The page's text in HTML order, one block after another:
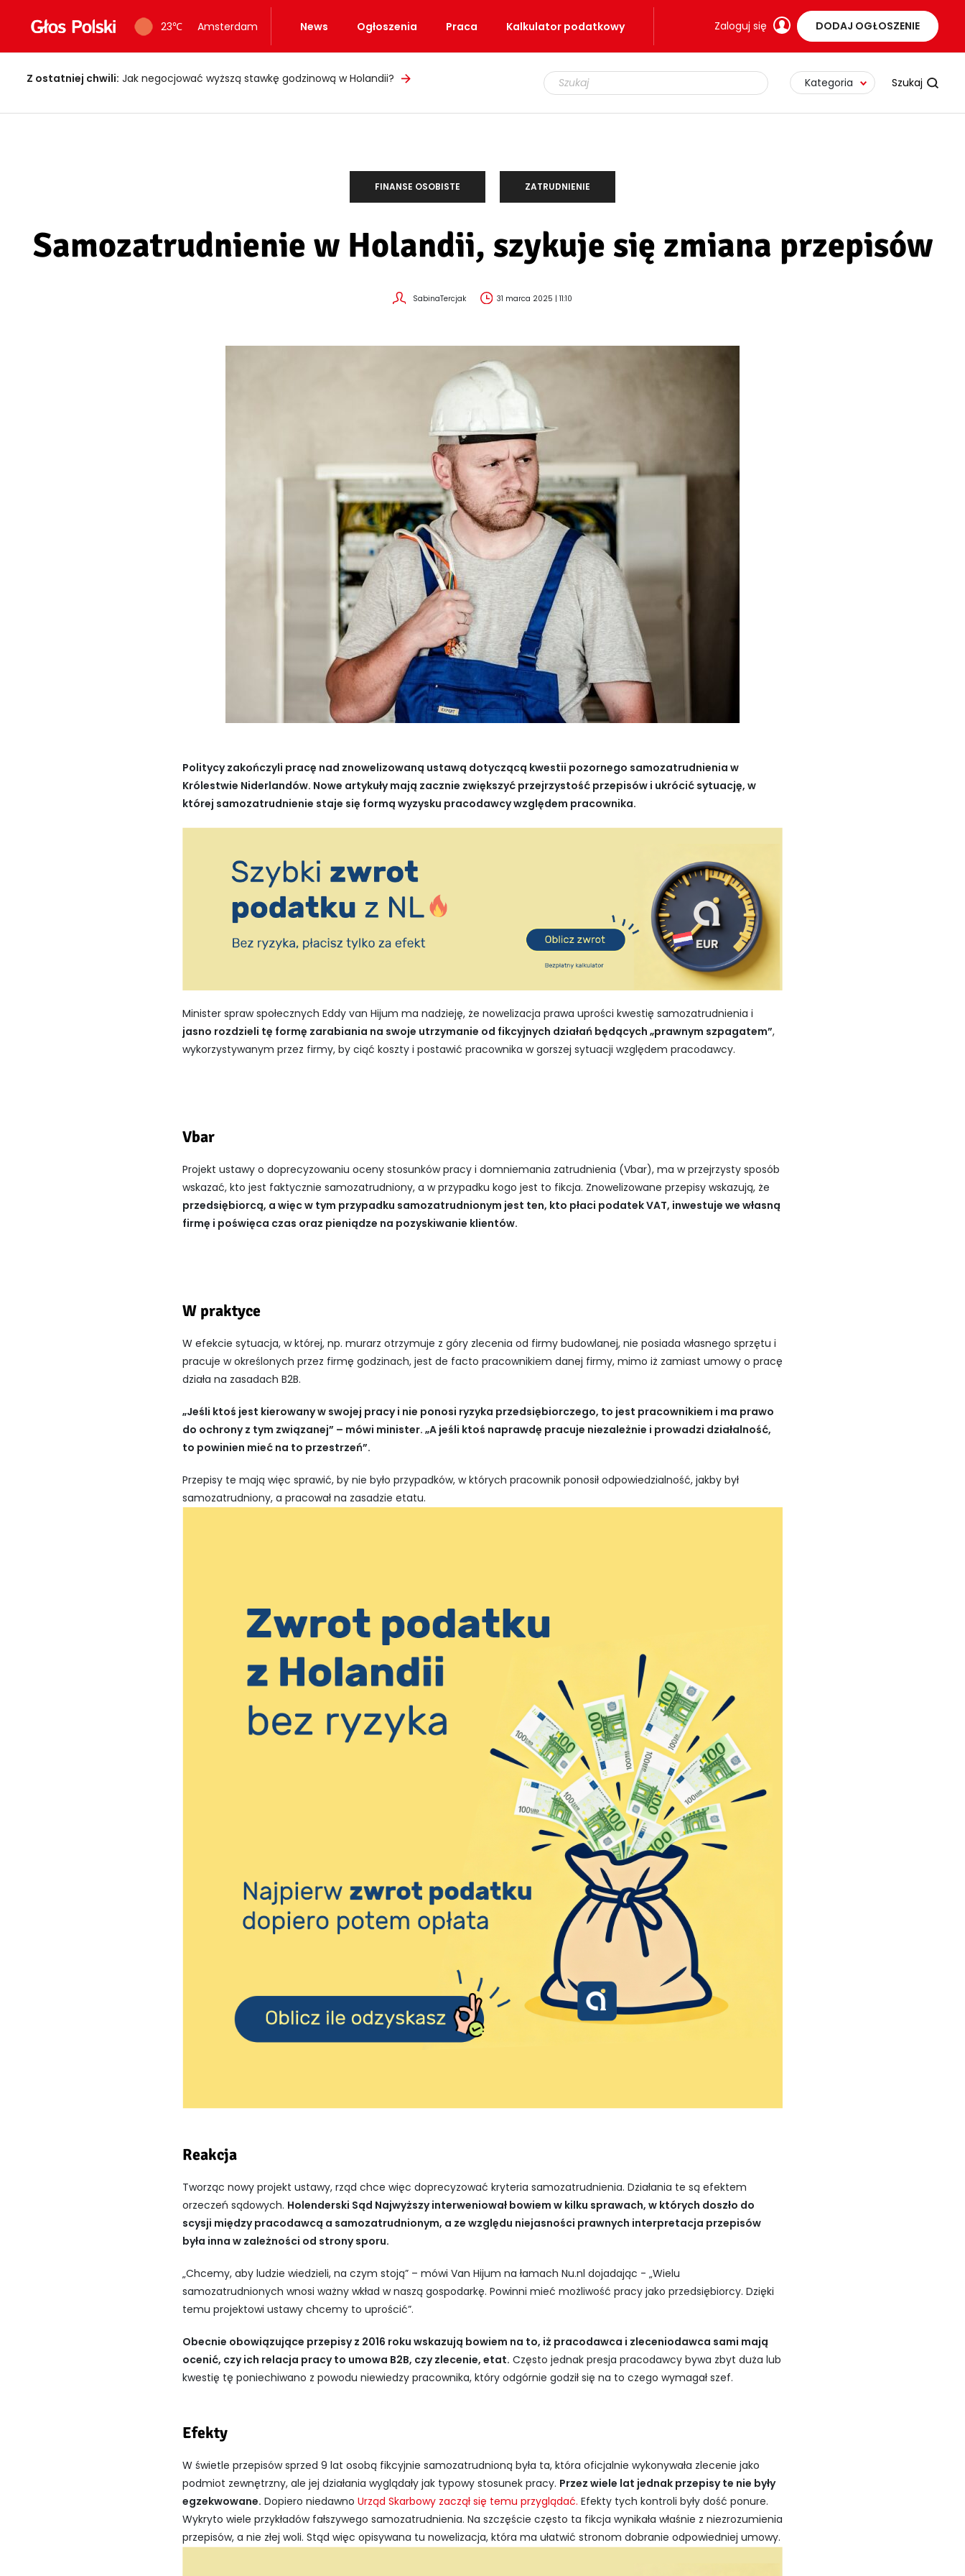
23℃ Amsterdam News Ogłoszenia Praca Kalkulator podatkowy Zaloguj się DODAJ OGŁOSZENIE
Z ostatniej chwili: Ogień znów uderzył w Limburgii! Pociągi ruszyły, ale teren nadal zamknięty Kategoria
FINANSE OSOBISTE ZATRUDNIENIE
Samozatrudnienie w Holandii, szykuje się zmiana przepisów
SabinaTercjak 31 marca 2025 | 11:10
Politycy zakończyli pracę nad znowelizowaną ustawą dotyczącą kwestii pozornego samozatrudnienia w
Królestwie Niderlandów. Nowe artykuły mają zacznie zwiększyć przejrzystość przepisów i ukrócić sytuację, w
której samozatrudnienie staje się formą wyzysku pracodawcy względem pracownika.
Minister spraw społecznych Eddy van Hijum ma nadzieję, że nowelizacja prawa uprości kwestię samozatrudnienia i
jasno rozdzieli tę formę zarabiania na swoje utrzymanie od fikcyjnych działań będących „prawnym szpagatem”,
wykorzystywanym przez firmy, by ciąć koszty i postawić pracownika w gorszej sytuacji względem pracodawcy.
Vbar
Projekt ustawy o doprecyzowaniu oceny stosunków pracy i domniemania zatrudnienia (Vbar), ma w przejrzysty sposób
wskazać, kto jest faktycznie samozatrudniony, a w przypadku kogo jest to fikcja. Znowelizowane przepisy wskazują, że
przedsiębiorcą, a więc w tym przypadku samozatrudnionym jest ten, kto płaci podatek VAT, inwestuje we własną
firmę i poświęca czas oraz pieniądze na pozyskiwanie klientów.
W praktyce
W efekcie sytuacja, w której, np. murarz otrzymuje z góry zlecenia od firmy budowlanej, nie posiada własnego sprzętu i
pracuje w określonych przez firmę godzinach, jest de facto pracownikiem danej firmy, mimo iż zamiast umowy o pracę
działa na zasadach B2B.
„Jeśli ktoś jest kierowany w swojej pracy i nie ponosi ryzyka przedsiębiorczego, to jest pracownikiem i ma prawo
do ochrony z tym związanej” – mówi minister. „A jeśli ktoś naprawdę pracuje niezależnie i prowadzi działalność,
to powinien mieć na to przestrzeń”.
Przepisy te mają więc sprawić, by nie było przypadków, w których pracownik ponosił odpowiedzialność, jakby był
samozatrudniony, a pracował na zasadzie etatu.
Reakcja
Tworząc nowy projekt ustawy, rząd chce więc doprecyzować kryteria samozatrudnienia. Działania te są efektem
orzeczeń sądowych. Holenderski Sąd Najwyższy interweniował bowiem w kilku sprawach, w których doszło do
scysji między pracodawcą a samozatrudnionym, a ze względu niejasności prawnych interpretacja przepisów
była inna w zależności od strony sporu.
„Chcemy, aby ludzie wiedzieli, na czym stoją” – mówi Van Hijum na łamach Nu.nl dojadając - „Wielu
samozatrudnionych wnosi ważny wkład w naszą gospodarkę. Powinni mieć możliwość pracy jako przedsiębiorcy. Dzięki
temu projektowi ustawy chcemy to uprościć”.
Obecnie obowiązujące przepisy z 2016 roku wskazują bowiem na to, iż pracodawca i zleceniodawca sami mają
ocenić, czy ich relacja pracy to umowa B2B, czy zlecenie, etat. Często jednak presja pracodawcy bywa zbyt duża lub
kwestię tę poniechiwano z powodu niewiedzy pracownika, który odgórnie godził się na to czego wymagał szef.
Efekty
W świetle przepisów sprzed 9 lat osobą fikcyjnie samozatrudnioną była ta, która oficjalnie wykonywała zlecenie jako
podmiot zewnętrzny, ale jej działania wyglądały jak typowy stosunek pracy. Przez wiele lat jednak przepisy te nie były
egzekwowane. Dopiero niedawno Urząd Skarbowy zaczął się temu przyglądać. Efekty tych kontroli były dość ponure.
Wykryto wiele przykładów fałszywego samozatrudnienia. Na szczęście często ta fikcja wynikała właśnie z niezrozumienia
przepisów, a nie złej woli. Stąd więc opisywana tu nowelizacja, która ma ułatwić stronom dobranie odpowiedniej umowy.